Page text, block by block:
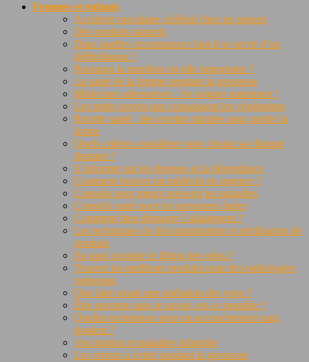
Femmes et enfants
Accident vasculaire cérébral chez les seniors
Des produits naturels
Dans quelles circonstances faut-il se servir d’un
défibrillateur ?
Pourquoi la nutrition est-elle importante ?
La santé de la femme pendant la grossesse
Médecines alternatives : Se soigner autrement !
Les petits secrets que connaissent les végétariens
Recette santé : des recettes simples pour garder la
forme
Quels critères considérer pour choisir sa clinique
dentaire ?
S’informer sur les drogues et la dépendance
Comment trouver un médecin en urgence ?
Conseils pour mieux prévenir les maladies
Conseils santé pour les personnes âgées
Comment bien démarrer l’allaitement ?
Les techniques de décontamination et stérilisation de
produits
En quoi consiste le lifting des seins ?
Trouver les meilleurs produits pour des pathologies
veineuses
Que faire avant une opération des yeux ?
Être enceinte sans le savoir, est-ce possible ?
Quelles techniques pour un accouchement sans
douleur ?
Vaccination et maladies infantiles
Les erreurs à éviter pendant la grossesse